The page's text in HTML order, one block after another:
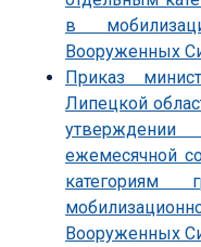
в
Вооруженных
Приказ
Липецкой
ежемесячной
категориям
Вооруженных